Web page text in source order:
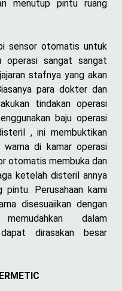
menutup pintu ruang
sensor otomatis untuk
operasi sangat sangat
stafnya yang akan
para dokter dan
tindakan operasi
baju operasi
, ini membuktikan
di kamar operasi
otomatis membuka dan
ketelah disteril annya
pintu. Perusahaan kami
disesuaiikan dengan
dalam
dirasakan besar